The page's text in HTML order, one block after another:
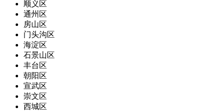
顺义区
通州区
房山区
门头沟区
海淀区
石景山区
丰台区
朝阳区
宣武区
崇文区
西城区